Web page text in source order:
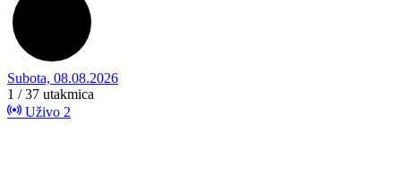
Subota, 08.08.2026
1 / 37 utakmica
Uživo 2